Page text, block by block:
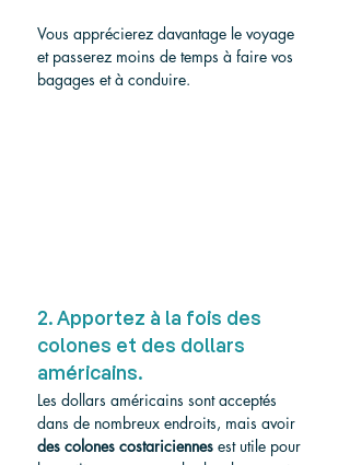
Vous apprécierez davantage le voyage
et passerez moins de temps à faire vos
bagages et à conduire.
2. Apportez à la fois des
colones et des dollars
américains.
Les dollars américains sont acceptés
dans de nombreux endroits, mais avoir
des colones costariciennes est utile pour